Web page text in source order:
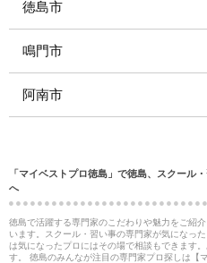
徳島市
鳴門市
阿南市
「マイベストプロ徳島」で徳島、スクール
へ
徳島で活躍する専門家のこだわりや魅力をご紹
います。スクール・習い事の専門家が気になっ
は気になったプロにはその場で相談もできます
す。 徳島のみんなが注目の専門家プロ探しは【